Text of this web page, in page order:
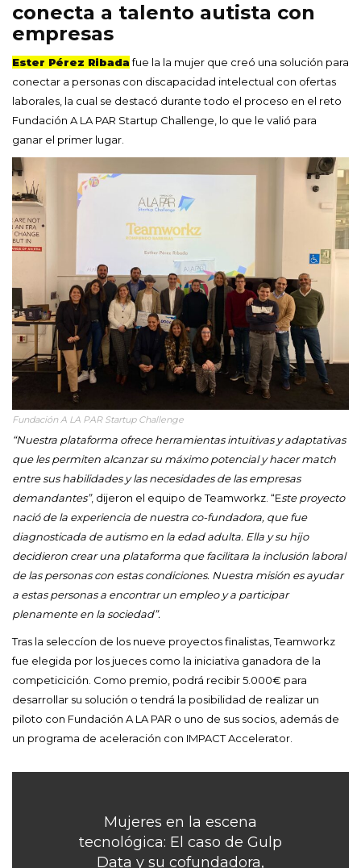
conecta a talento autista con
empresas
Ester Pérez Ribadafue la la mujer que creó una solución para
conectar a personas con discapacidad intelectual con ofertas
laborales, la cual se destacó durante todo el proceso en el reto
Fundación A LA PAR Startup Challenge, lo que le valió para
ganar el primer lugar.
Fundación A LA PAR Startup Challenge
“Nuestra plataforma ofrece herramientas intuitivas y adaptativas
que les permiten alcanzar su máximo potencial y hacer match
entre sus habilidades y las necesidades de las empresas
demandantes”, dijeron el equipo de Teamworkz. “Este proyecto
nació de la experiencia de nuestra co-fundadora, que fue
diagnosticada de autismo en la edad adulta. Ella y su hijo
decidieron crear una plataforma que facilitara la inclusión laboral
de las personas con estas condiciones. Nuestra misión es ayudar
a estas personas a encontrar un empleo y a participar
plenamente en la sociedad”.
Tras la seleccíon de los nueve proyectos finalistas, Teamworkz
fue elegida por los jueces como la iniciativa ganadora de la
competicición. Como premio, podrá recibir 5.000€ para
desarrollar su solución o tendrá la posibilidad de realizar un
piloto con Fundación A LA PAR o uno de sus socios, además de
un programa de aceleración con IMPACT Accelerator.
Mujeres en la escena
tecnológica: El caso de Gulp
Data y su cofundadora,